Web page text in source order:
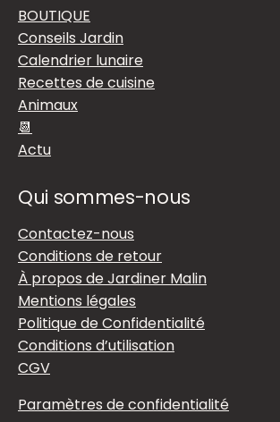
BOUTIQUE
Conseils Jardin
Calendrier lunaire
Recettes de cuisine
Animaux
📆
Actu
Qui sommes-nous
Contactez-nous
Conditions de retour
À propos de Jardiner Malin
Mentions légales
Politique de Confidentialité
Conditions d’utilisation
CGV
Paramètres de confidentialité